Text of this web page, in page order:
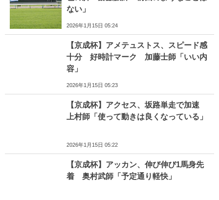
ない」
2026年1月15日 05:24
【京成杯】アメテュストス、スピード感
十分 好時計マーク 加藤士師「いい内
容」
2026年1月15日 05:23
【京成杯】アクセス、坂路単走で加速
上村師「使って動きは良くなっている」
2026年1月15日 05:22
【京成杯】アッカン、伸び伸び1馬身先
着 奥村武師「予定通り軽快」